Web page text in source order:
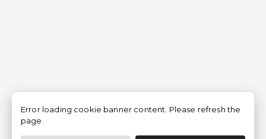
Filtrar
Error loading cookie banner content. Please refresh the
page.